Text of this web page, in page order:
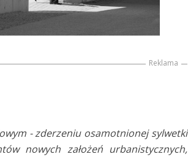
Reklama
- zderzeniu osamotnionej sylwetki
nowych założeń urbanistycznych,